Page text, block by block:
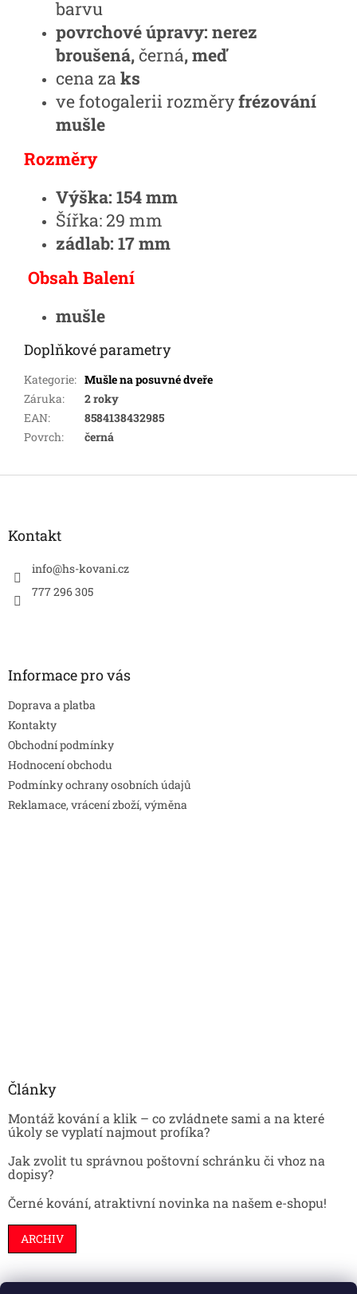
barvu
povrchové úpravy: nerez
broušená,černá, meď
cena za ks
ve fotogalerii rozměryfrézování
mušle
Rozměry
Výška: 154 mm
Šířka: 29 mm
zádlab: 17 mm
Obsah Balení
mušle
Doplňkové parametry
Kategorie: Mušle na posuvné dveře
Záruka:
2 roky
EAN:
8584138432985
Povrch: černá
Kontakt
info@hs-kovani.cz
777 296 305
Informace pro vás
Doprava a platba
Kontakty
Obchodní podmínky
Hodnocení obchodu
Podmínky ochrany osobních údajů
Reklamace, vrácení zboží, výměna
Články
Montáž kování a klik – co zvládnete sami a na které
úkoly se vyplatí najmout profíka?
Jak zvolit tu správnou poštovní schránku či vhoz na
dopisy?
Černé kování, atraktivní novinka na našem e-shopu!
ARCHIV